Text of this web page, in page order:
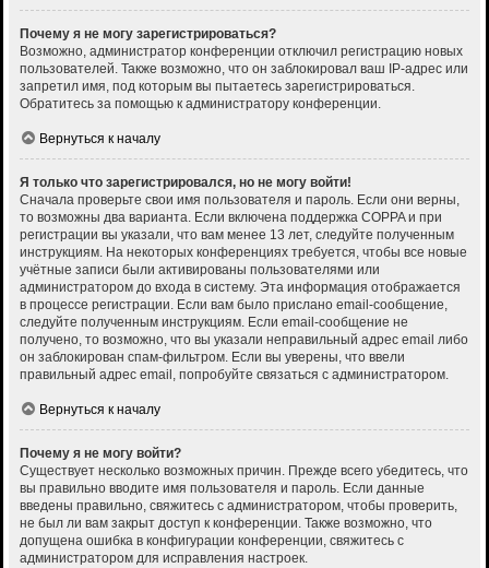
Почему я не могу зарегистрироваться?
Возможно, администратор конференции отключил регистрацию новых
пользователей. Также возможно, что он заблокировал ваш IP-адрес или
запретил имя, под которым вы пытаетесь зарегистрироваться.
Обратитесь за помощью к администратору конференции.
Вернуться к началу
Я только что зарегистрировался, но не могу войти!
Сначала проверьте свои имя пользователя и пароль. Если они верны,
то возможны два варианта. Если включена поддержка COPPA и при
регистрации вы указали, что вам менее 13 лет, следуйте полученным
инструкциям. На некоторых конференциях требуется, чтобы все новые
учётные записи были активированы пользователями или
администратором до входа в систему. Эта информация отображается
в процессе регистрации. Если вам было прислано email-сообщение,
следуйте полученным инструкциям. Если email-сообщение не
получено, то возможно, что вы указали неправильный адрес email либо
он заблокирован спам-фильтром. Если вы уверены, что ввели
правильный адрес email, попробуйте связаться с администратором.
Вернуться к началу
Почему я не могу войти?
Существует несколько возможных причин. Прежде всего убедитесь, что
вы правильно вводите имя пользователя и пароль. Если данные
введены правильно, свяжитесь с администратором, чтобы проверить,
не был ли вам закрыт доступ к конференции. Также возможно, что
допущена ошибка в конфигурации конференции, свяжитесь с
администратором для исправления настроек.